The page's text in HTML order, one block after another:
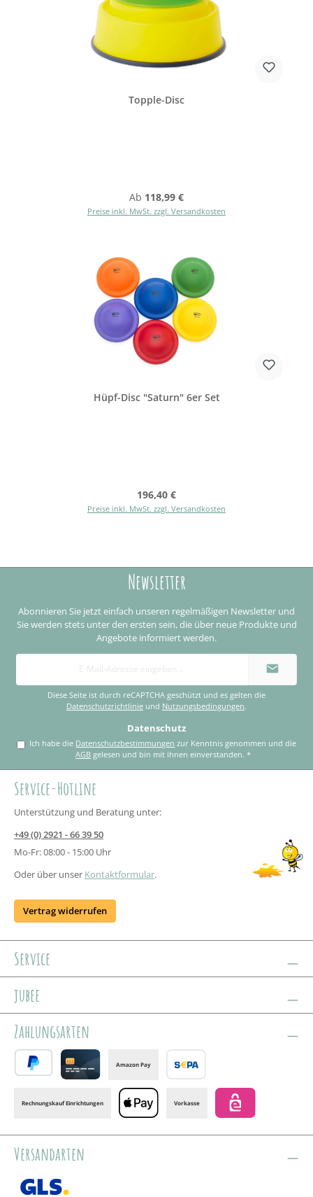
Topple-Disc
Regulärer Preis:
Ab 118,99 €
Preise inkl. MwSt. zzgl. Versandkosten
Hüpf-Disc "Saturn" 6er Set
Regulärer Preis:
196,40 €
Preise inkl. MwSt. zzgl. Versandkosten
Newsletter
Abonnieren Sie jetzt einfach unseren regelmäßigen Newsletter und
Sie werden stets unter den ersten sein, die über neue Produkte und
Angebote informiert werden.
E-
Adresse
Diese Seite ist durch reCAPTCHA geschützt und es gelten die
Datenschutzrichtlinie und Nutzungsbedingungen.
Datenschutz
Ich habe die Datenschutzbestimmungen
AGB gelesen und bin mit ihnen einverstanden.*
Service-Hotline
Unterstützung und Beratung unter:
+49 (0) 2921 - 66 39 50
Mo-Fr: 08:00 - 15:00 Uhr
Oder über unser Kontaktformular.
Vertrag widerrufen
Service
jubee
Zahlungsarten
Amazon Pay
Banktransfer
Rechnungskauf Einrichtungen Vorkasse
Versandarten